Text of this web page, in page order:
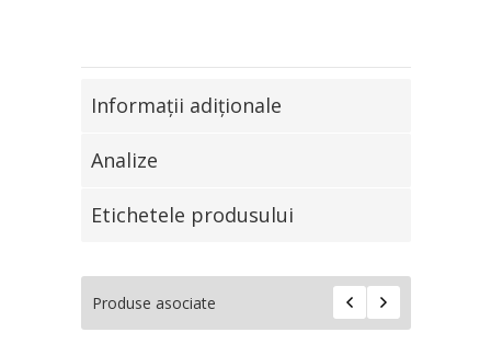
Informaţii adiţionale
Analize
Etichetele produsului
Produse asociate